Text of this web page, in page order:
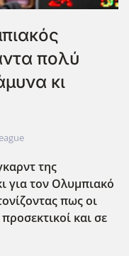
πολύ
κι
της
για τον Ολυμπιακό
πως οι
και σε